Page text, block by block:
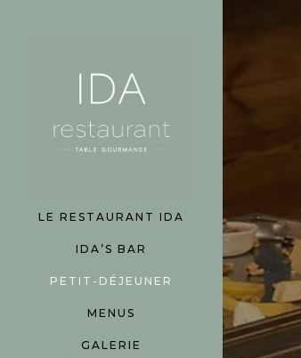
LE RESTAURANT IDA
IDA’S BAR
PETIT-DÉJEUNER
MENUS
GALERIE